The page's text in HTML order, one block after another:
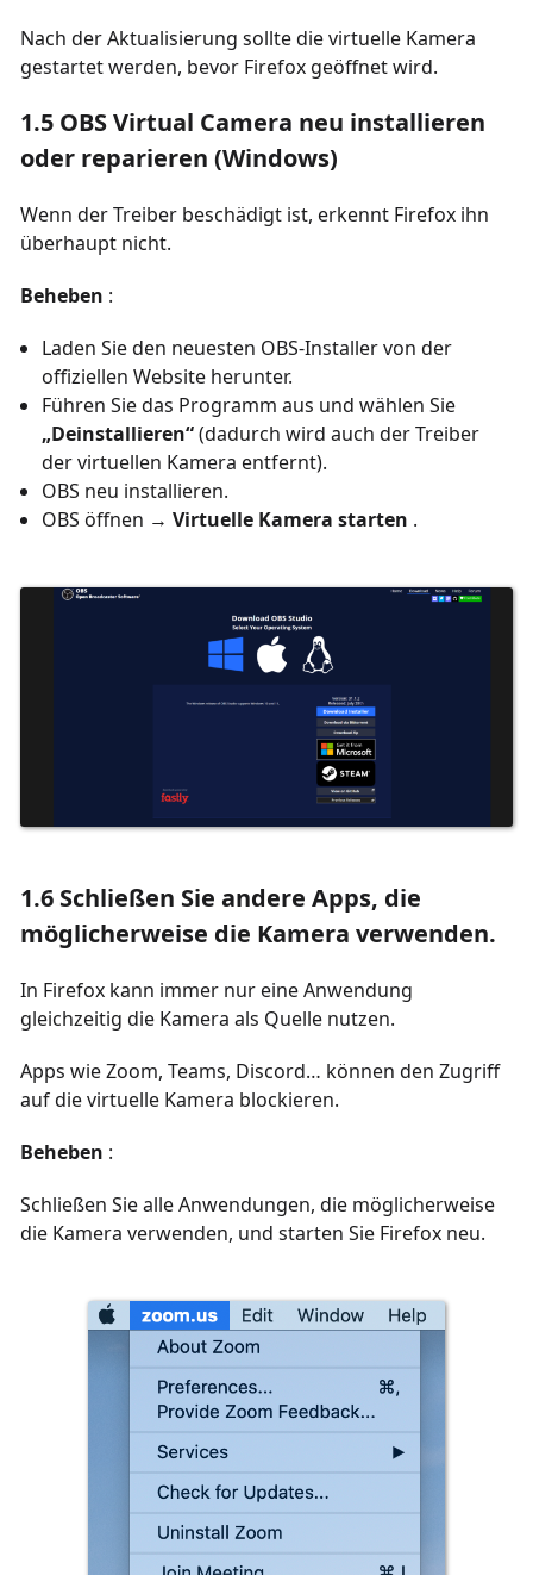
Nach der Aktualisierung sollte die virtuelle Kamera
gestartet werden, bevor Firefox geöffnet wird.
1.5 OBS Virtual Camera neu installieren
oder reparieren (Windows)
Wenn der Treiber beschädigt ist, erkennt Firefox ihn
überhaupt nicht.
Beheben :
Laden Sie den neuesten OBS-Installer von der
offiziellen Website herunter.
Führen Sie das Programm aus und wählen Sie
„Deinstallieren“(dadurch wird auch der Treiber
der virtuellen Kamera entfernt).
OBS neu installieren.
OBS öffnen → Virtuelle Kamera starten .
1.6 Schließen Sie andere Apps, die
möglicherweise die Kamera verwenden.
In Firefox kann immer nur eine Anwendung
gleichzeitig die Kamera als Quelle nutzen.
Apps wie Zoom, Teams, Discord… können den Zugriff
auf die virtuelle Kamera blockieren.
Beheben :
Schließen Sie alle Anwendungen, die möglicherweise
die Kamera verwenden, und starten Sie Firefox neu.